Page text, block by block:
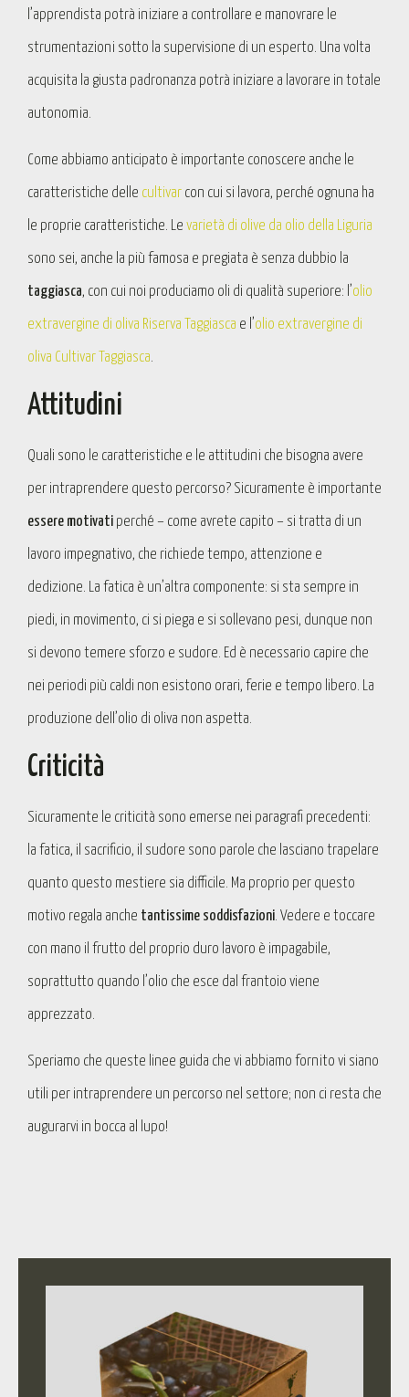
l’apprendista potrà iniziare a controllare e manovrare le
strumentazioni sotto la supervisione di un esperto. Una volta
acquisita la giusta padronanza potrà iniziare a lavorare in totale
autonomia.
Come abbiamo anticipato è importante conoscere anche le
caratteristiche delle cultivar con cui si lavora, perché ognuna ha
le proprie caratteristiche. Le varietà di olive da olio della Liguria
sono sei, anche la più famosa e pregiata è senza dubbio la
taggiasca, con cui noi produciamo oli di qualità superiore: l’olio
extravergine di oliva Riserva Taggiasca e l’olio extravergine di
oliva Cultivar Taggiasca.
Attitudini
Quali sono le caratteristiche e le attitudini che bisogna avere
per intraprendere questo percorso? Sicuramente è importante
essere motivati perché – come avrete capito – si tratta di un
lavoro impegnativo, che richiede tempo, attenzione e
dedizione. La fatica è un’altra componente: si sta sempre in
piedi, in movimento, ci si piega e si sollevano pesi, dunque non
si devono temere sforzo e sudore. Ed è necessario capire che
nei periodi più caldi non esistono orari, ferie e tempo libero. La
produzione dell’olio di oliva non aspetta.
Criticità
Sicuramente le criticità sono emerse nei paragrafi precedenti:
la fatica, il sacrificio, il sudore sono parole che lasciano trapelare
quanto questo mestiere sia difficile. Ma proprio per questo
motivo regala anche tantissime soddisfazioni. Vedere e toccare
con mano il frutto del proprio duro lavoro è impagabile,
soprattutto quando l’olio che esce dal frantoio viene
apprezzato.
Speriamo che queste linee guida che vi abbiamo fornito vi siano
utili per intraprendere un percorso nel settore; non ci resta che
augurarvi in bocca al lupo!